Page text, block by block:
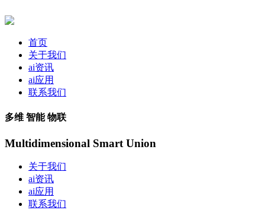
首页
关于我们
ai资讯
ai应用
联系我们
多维 智能 物联
Multidimensional Smart Union
关于我们
ai资讯
ai应用
联系我们